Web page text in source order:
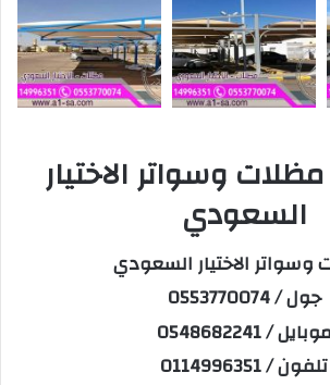
وسواتر الاختيار
السعودي
وسواتر الاختيار السعودي
جول / 0553770074
موبايل / 0548682241
تلفون / 0114996351